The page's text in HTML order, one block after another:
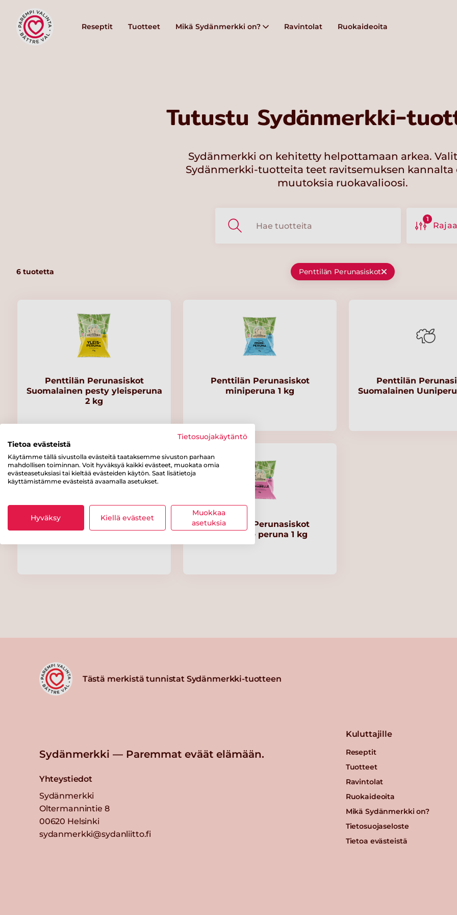
Reseptit Tuotteet Mikä Sydänmerkki on? Ravintolat Ruokaideoita
Tutustu Sydänmerkki-
Sydänmerkki on kehitetty helpottamaan arkea.
Sydänmerkki-tuotteita teet ravitsemuksen kannalta
muutoksia ruokavalioosi.
1
Rajaa
6 tuotetta Penttilän Perunasiskot
Penttilän Perunasiskot
Suomalainen pesty yleisperuna
2 kg
Penttilän Perunasiskot
miniperuna 1 kg
Penttilän
Suomalainen
Penttilän Perunasiskot
Penttilän Perunasiskot
Annabelle peruna 1 kg
Tästä merkistä tunnistat Sydänmerkki-tuotteen
Sydänmerkki — Paremmat eväät elämään.
Yhteystiedot
Sydänmerkki
Oltermannintie 8
00620 Helsinki
sydanmerkki@sydanliitto.fi
Kuluttajille
Reseptit
Tuotteet
Ravintolat
Ruokaideoita
Mikä Sydänmerkki on?
Tietosuojaseloste
Tietoa evästeistä
Tietosuojakäytäntö
Tietoa evästeistä
Käytämme tällä sivustolla evästeitä taataksemme sivuston parhaan
mahdollisen toiminnan. Voit hyväksyä kaikki evästeet, muokata omia
evästeasetuksiasi tai kieltää evästeiden käytön. Saat lisätietoja
käyttämistämme evästeistä avaamalla asetukset.
Hyväksy Kiellä evästeet
Muokkaa
asetuksia